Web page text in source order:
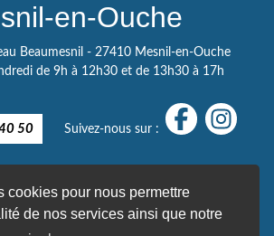
cookies pour nous permettre
de nos services ainsi que notre
en-Ouche
Beaumesnil - 27410 Mesnil-en-Ouche
de 9h à 12h30 et de 13h30 à 17h
50 Suivez-nous sur :